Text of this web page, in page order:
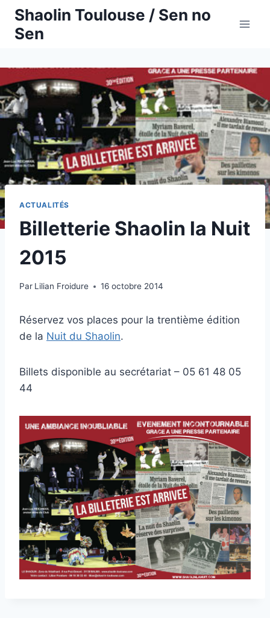
Aller
contenu
Shaolin Toulouse / Sen no
Sen
ACTUALITÉS
Billetterie Shaolin la Nuit
2015
Par Lilian Froidure 16 octobre 2014
Réservez vos places pour la trentième édition
de la Nuit du Shaolin.
Billets disponible au secrétariat – 05 61 48 05
44